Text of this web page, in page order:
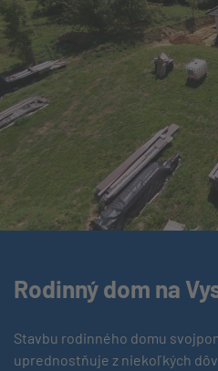
Rodinný dom na
Stavbu rodinného domu
uprednostňuje z niekoľkých